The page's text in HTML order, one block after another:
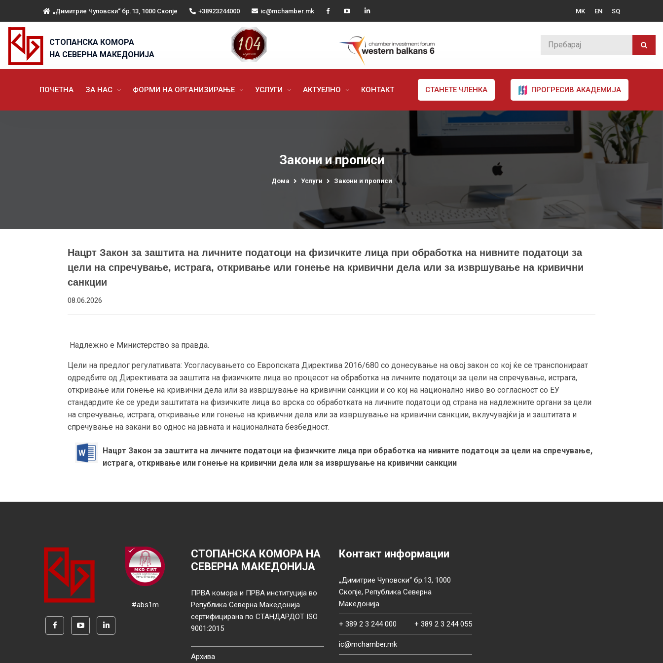
„Димитрие Чуповски“ бр.13, 1000 Скопје +38923244000 ic@mchamber.mk MK EN SQ
СТОПАНСКА КОМОРА
НА СЕВЕРНА МАКЕДОНИЈА
ПОЧЕТНА ЗА НАС ФОРМИ НА ОРГАНИЗИРАЊЕ УСЛУГИ АКТУЕЛНО КОНТАКТ СТАНЕТЕ ЧЛЕНКА ПРОГРЕСИВ АКАДЕМИЈА
Закони и прописи
Дома Услуги Закони и прописи
Нацрт Закон за заштита на личните податоци на физичките лица при обработка на нивните податоци за
цели на спречување, истрага, откривање или гонење на кривични дела или за извршување на кривични
санкции
08.06.2026
Надлежно е Министерство за правда.
Цели на предлог регулативата: Усогласувањето со Европската Директива 2016/680 со донесување на овој закон со кој ќе се транспонираат
одредбите од Директивата за заштита на физичките лица во процесот на обработка на личните податоци за цели на спречување, истрага,
откривање или гонење на кривични дела или за извршување на кривични санкции и со кој на национално ниво во согласност со ЕУ
стандардите ќе се уреди заштитата на физичките лица во врска со обработката на личните податоци од страна на надлежните органи за цели
на спречување, истрага, откривање или гонење на кривични дела или за извршување на кривични санкции, вклучувајќи ја и заштитата и
спречување на закани во однос на јавната и националната безбедност.
Нацрт Закон за заштита на личните податоци на физичките лица при обработка на нивните податоци за цели на спречување,
истрага, откривање или гонење на кривични дела или за извршување на кривични санкции
#abs1m
СТОПАНСКА КОМОРА НА
СЕВЕРНА МАКЕДОНИЈА
ПРВА комора и ПРВА институција во
Република Северна Македонија
сертифицирана по СТАНДАРДОТ ISO
9001:2015
Архива
Контакт информации
„Димитрие Чуповски“ бр.13, 1000
Скопје, Република Северна
Македонија
+ 389 2 3 244 000 + 389 2 3 244 055
ic@mchamber.mk